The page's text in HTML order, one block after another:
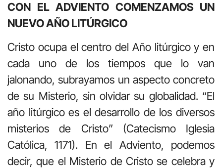
CON EL ADVIENTO COMENZAMOS UN
NUEVO AÑO LITÚRGICO
Cristo ocupa el centro del Año litúrgico y en
cada uno de los tiempos que lo van
jalonando, subrayamos un aspecto concreto
de su Misterio, sin olvidar su globalidad. “El
año litúrgico es el desarrollo de los diversos
misterios de Cristo” (Catecismo Iglesia
Católica, 1171). En el Adviento, podemos
decir, que el Misterio de Cristo se celebra y